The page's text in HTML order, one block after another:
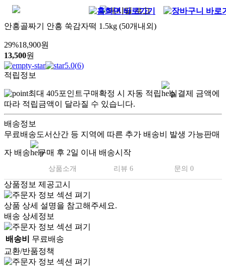
안흥골짜기 안흥 쑥감자떡 1.5kg (50개내외)
29%18,900원
13,500원
5.0(6)
적립정보
최대 405포인트구매확정 시 자동 적립
실결제 금액에
따라 적립금액이 달라질 수 있습니다.
배송정보
무료배송도서산간 등 지역에 따른 추가 배송비 발생 가능판매
자 배송 구매 후 2일 이내 배송시작
상품소개 리뷰 6 문의 0
상품정보 제공고시
상품 상세 설명을 참고해주세요.
배송 상세정보
배송비
무료배송
교환/반품정책